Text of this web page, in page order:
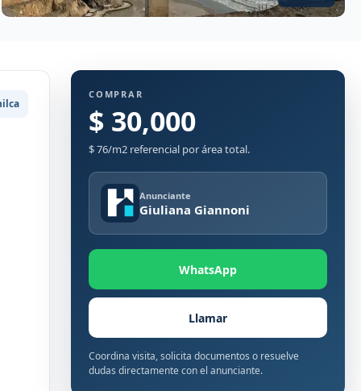
COMPRAR
$ 30,000
$ 76/m2 referencial por área total.
Anunciante
Giuliana Giannoni
WhatsApp
Llamar
Coordina visita, solicita documentos o resuelve
dudas directamente con el anunciante.